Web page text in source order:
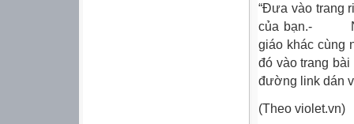
“Đưa vào trang
của bạn.- Nếu
giáo khác cùng
đó vào trang
đường link dán
(Theo violet.vn)